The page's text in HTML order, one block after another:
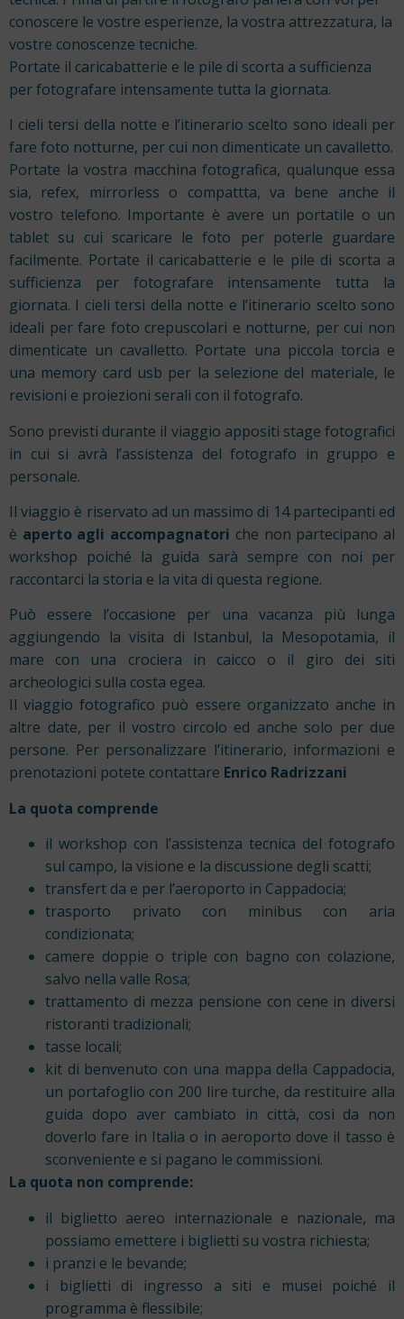
conoscere le vostre esperienze, la vostra attrezzatura, la
vostre conoscenze tecniche.
Portate il caricabatterie e le pile di scorta a sufficienza
per fotografare intensamente tutta la giornata.
I cieli tersi della notte e l’itinerario scelto sono ideali per
fare foto notturne, per cui non dimenticate un cavalletto.
Portate la vostra macchina fotografica, qualunque essa
sia, refex, mirrorless o compattta, va bene anche il
vostro telefono. Importante è avere un portatile o un
tablet su cui scaricare le foto per poterle guardare
facilmente. Portate il caricabatterie e le pile di scorta a
sufficienza per fotografare intensamente tutta la
giornata. I cieli tersi della notte e l’itinerario scelto sono
ideali per fare foto crepuscolari e notturne, per cui non
dimenticate un cavalletto. Portate una piccola torcia e
una memory card usb per la selezione del materiale, le
revisioni e proiezioni serali con il fotografo.
Sono previsti durante il viaggio appositi stage fotografici
in cui si avrà l’assistenza del fotografo in gruppo e
personale.
Il viaggio è riservato ad un massimo di 14 partecipanti ed
è aperto agli accompagnatori che non partecipano al
workshop poiché la guida sarà sempre con noi per
raccontarci la storia e la vita di questa regione.
Può essere l’occasione per una vacanza più lunga
aggiungendo la visita di Istanbul, la Mesopotamia, il
mare con una crociera in caicco o il giro dei siti
archeologici sulla costa egea.
Il viaggio fotografico può essere organizzato anche in
altre date, per il vostro circolo ed anche solo per due
persone. Per personalizzare l’itinerario, informazioni e
prenotazioni potete contattare Enrico Radrizzani
La quota comprende
il workshop con l’assistenza tecnica del fotografo
sul campo, la visione e la discussione degli scatti;
transfert da e per l’aeroporto in Cappadocia;
trasporto privato con minibus con aria
condizionata;
camere doppie o triple con bagno con colazione,
salvo nella valle Rosa;
trattamento di mezza pensione con cene in diversi
ristoranti tradizionali;
tasse locali;
kit di benvenuto con una mappa della Cappadocia,
un portafoglio con 200 lire turche, da restituire alla
guida dopo aver cambiato in città, così da non
doverlo fare in Italia o in aeroporto dove il tasso è
sconveniente e si pagano le commissioni.
La quota non comprende:
il biglietto aereo internazionale e nazionale, ma
possiamo emettere i biglietti su vostra richiesta;
i pranzi e le bevande;
i biglietti di ingresso a siti e musei poiché il
programma è flessibile;